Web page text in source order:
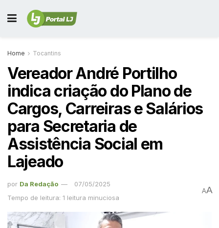
Home Tocantins
Vereador André Portilho
indica criação do Plano de
Cargos, Carreiras e Salários
para Secretaria de
Assistência Social em
Lajeado
por Da Redação
07/05/2025
Tempo de leitura: 1 leitura minuciosa
AA